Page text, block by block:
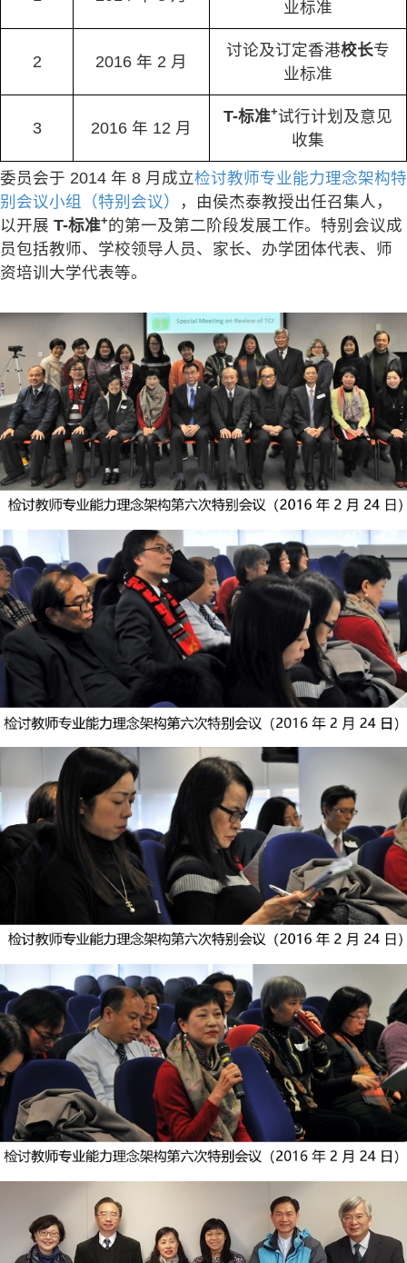
业标准
2 2016 年 2 月
讨论及订定香港校长专
业标准
3 2016 年 12 月
T-标准+试行计划及意见
收集
委员会于 2014 年 8 月成立检讨教师专业能力理念架构特
别会议小组（特别会议）
，由侯杰泰教授出任召集人，
以开展 T-标准+的第一及第二阶段发展工作。特别会议成
员包括教师、学校领导人员、家长、办学团体代表、师
资培训大学代表等。